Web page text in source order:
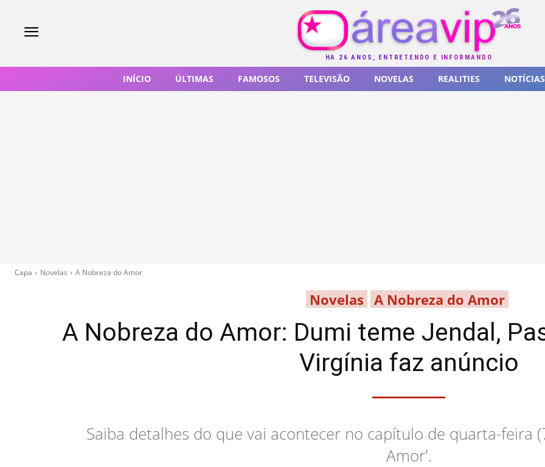
HÁ 26 ANOS, ENTRETENDO E INFORMANDO
INÍCIO ÚLTIMAS FAMOSOS TELEVISÃO NOVELAS REALITIES NOTÍCIAS
Capa Novelas A Nobreza do Amor
Novelas A Nobreza do Amor
A Nobreza do Amor: Dumi teme Jendal,
Virgínia faz anúncio
Saiba detalhes do que vai acontecer no capítulo de quarta-feira
Amor'.